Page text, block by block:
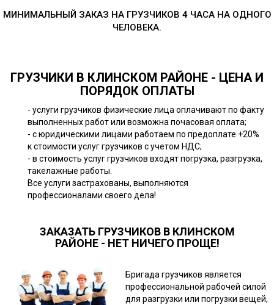
МИНИМАЛЬНЫЙ ЗАКАЗ НА ГРУЗЧИКОВ 4 ЧАСА НА ОДНОГО
ЧЕЛОВЕКА.
ГРУЗЧИКИ В КЛИНСКОМ РАЙОНЕ - ЦЕНА И
ПОРЯДОК ОПЛАТЫ
- услуги грузчиков физические лица оплачивают по факту
выполненных работ или возможна почасовая оплата;
- с юридическими лицами работаем по предоплате +20%
к стоимости услуг грузчиков с учетом НДС;
- в стоимость услуг грузчиков входят погрузка, разгрузка,
такелажные работы.
Все услуги застрахованы, выполняются
профессионалами своего дела!
ЗАКАЗАТЬ ГРУЗЧИКОВ В КЛИНСКОМ
РАЙОНЕ - НЕТ НИЧЕГО ПРОЩЕ!
Бригада грузчиков является
профессиональной рабочей силой
для разгрузки или погрузки вещей,